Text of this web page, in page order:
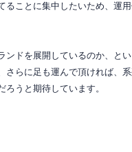
ることに集中したいため、運
ドを展開しているのか、と
らに足も運んで頂ければ、
うと期待しています。